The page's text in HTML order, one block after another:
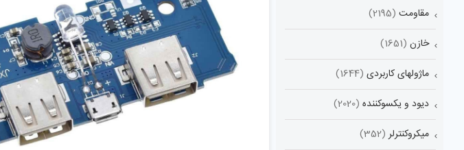
مقاومت (2195)
خازن (1651)
ماژولهای کاربردی (1644)
دیود و یکسوکننده (2020)
میکروکنترلر (352)